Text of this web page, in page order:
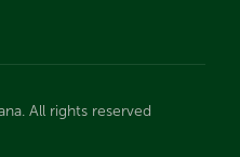
All rights reserved